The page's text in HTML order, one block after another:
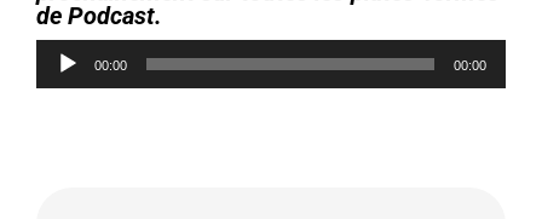
de Podcast.
Lecteur
audio
00:00 00:00